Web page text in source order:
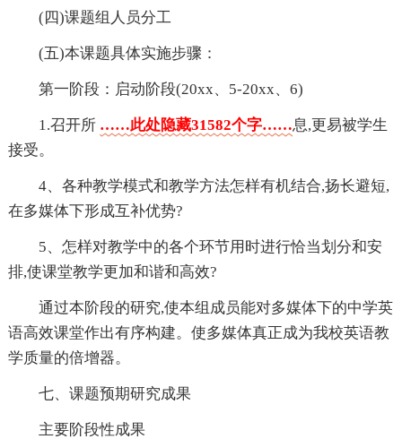
(四)课题组人员分工
(五)本课题具体实施步骤：
第一阶段：启动阶段(20xx、5-20xx、6)
1.召开所 ……此处隐藏31582个字……息,更易被学生
接受。
4、各种教学模式和教学方法怎样有机结合,扬长避短,
在多媒体下形成互补优势?
5、怎样对教学中的各个环节用时进行恰当划分和安
排,使课堂教学更加和谐和高效?
通过本阶段的研究,使本组成员能对多媒体下的中学英
语高效课堂作出有序构建。使多媒体真正成为我校英语教
学质量的倍增器。
七、课题预期研究成果
主要阶段性成果